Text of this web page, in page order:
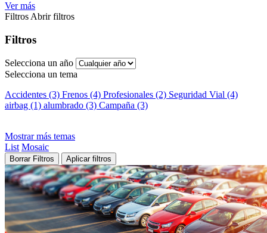
Ver más
Filtros Abrir filtros
Filtros
Selecciona un año
Selecciona un tema
Accidentes (3) Frenos (4) Profesionales (2) Seguridad Vial (4)
airbag (1) alumbrado (3) Campaña (3)
Mostrar más temas
List Mosaic
Borrar Filtros Aplicar filtros